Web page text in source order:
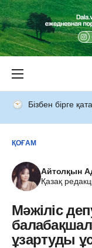
Бізбен бірге
ҚОҒАМ
Айтолқын
Қазақ
Мәжіліс
ұзартуды